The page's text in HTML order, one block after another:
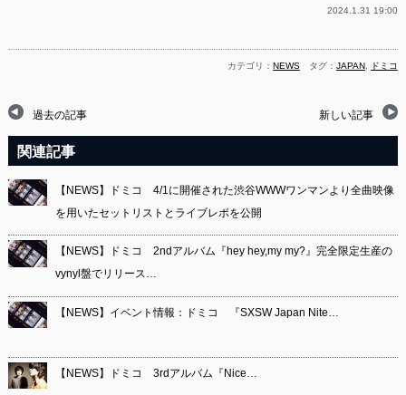
2024.1.31 19:00
カテゴリ：NEWS タグ：JAPAN ドミコ
過去の記事 新しい記事
関連記事
【NEWS】ドミコ 4/1に開催された渋谷WWWワンマンより全曲映像
を用いたセットリストとライブレポを公開
【NEWS】ドミコ 2ndアルバム『hey hey,my my?』完全限定生産の
vynyl盤でリリース…
【NEWS】イベント情報：ドミコ 『SXSW Japan Nite…
【NEWS】ドミコ 3rdアルバム『Nice…